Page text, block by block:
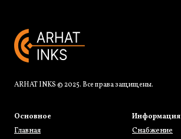
ARHAT INKS © 2025. Все права защищены.
Основное
Главная
Информация
Снабжение